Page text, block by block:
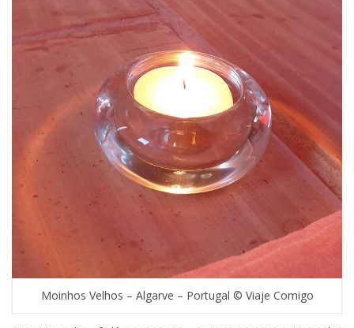
Moinhos Velhos – Algarve – Portugal © Viaje Comigo